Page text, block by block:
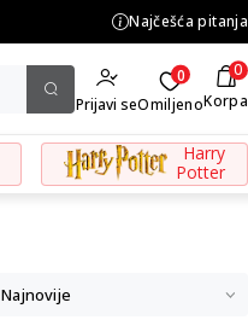
Najčešća pitanja
Prijavi se
0
Omiljeno
0
Korpa
Harry
Potter